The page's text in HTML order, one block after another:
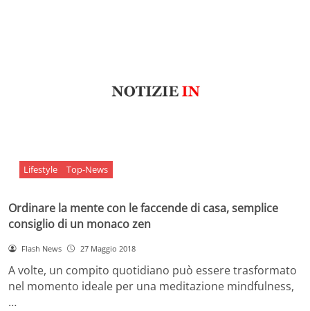
Lifestyle Top-News
Ordinare la mente con le faccende di casa, semplice
consiglio di un monaco zen
Flash News 27 Maggio 2018
A volte, un compito quotidiano può essere trasformato
nel momento ideale per una meditazione mindfulness,
…